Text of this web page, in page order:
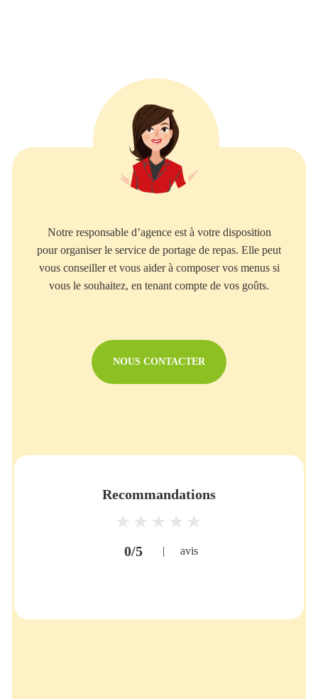
Notre responsable d’agence est à votre disposition
pour organiser le service de portage de repas. Elle peut
vous conseiller et vous aider à composer vos menus si
vous le souhaitez, en tenant compte de vos goûts.
NOUS CONTACTER
Recommandations
0/5 | avis